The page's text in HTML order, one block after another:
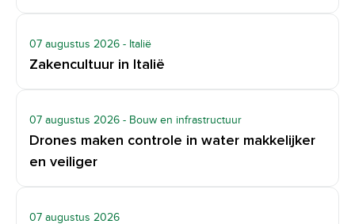
07 augustus 2026 - Italië
Zakencultuur in Italië
07 augustus 2026 - Bouw en infrastructuur
Drones maken controle in water makkelijker
en veiliger
07 augustus 2026